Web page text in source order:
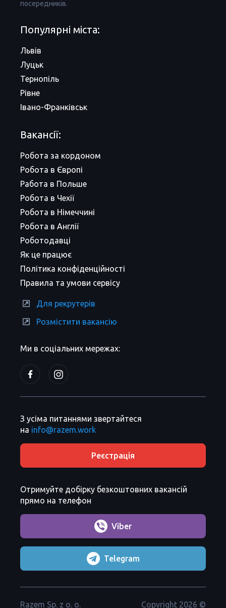
посередників.
Ми в соціальних мережах:
Популярні міста:
Львів
Луцьк
Тернопіль
Рівне
Івано-Франківськ
Вакансії:
Робота за кордоном
Робота в Європі
Работа в Польше
Робота в Чехії
Робота в Німеччині
Робота в Англії
Роботодавці
Як це працює
Політика конфіденційності
Правила та умови сервісу
Для рекрутерів
Розмістити вакансію
З усіма питаннями звертайтеся
на info@razem.work
Реєстрація
Отримуйте добірку безкоштовних вакансій
прямо на телефон
Viber
Telegram
Razem Sp. z o. o. Copyright 2026 ©